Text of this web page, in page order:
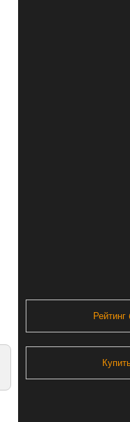
Рейтинг